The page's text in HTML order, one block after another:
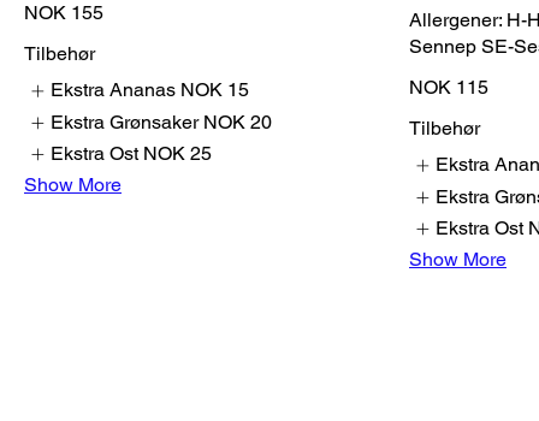
NOK 155
Tilbehør
Ekstra Ananas NOK 15
Ekstra Grønsaker NOK 20
Ekstra Ost NOK 25
Show More
Allergener: H-
Sennep SE-
NOK 115
Tilbehør
Ekstra
Ekstra
Ekstra Ost
Show More